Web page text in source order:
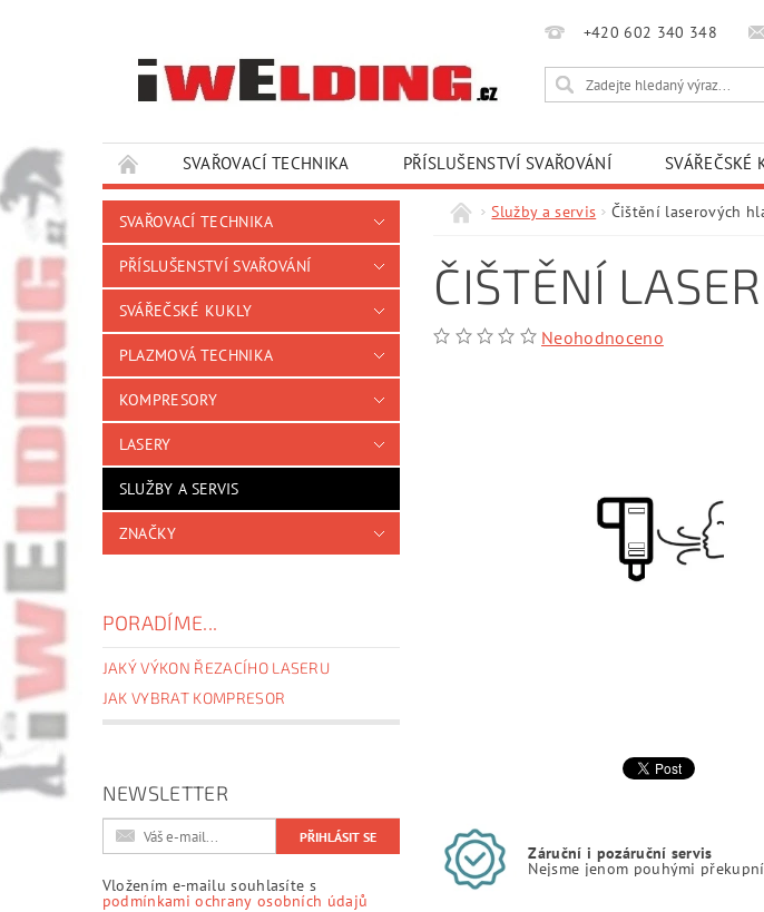
+420 602 340 348‎‎
SVAŘOVACÍ TECHNIKA PŘÍSLUŠENSTVÍ SVAŘOVÁNÍ SVÁŘEČSKÉ
SLUŽBY A SERVIS
KONTAKTY
SVAŘOVACÍ TECHNIKA
PŘÍSLUŠENSTVÍ SVAŘOVÁNÍ
SVÁŘEČSKÉ KUKLY
PLAZMOVÁ TECHNIKA
KOMPRESORY
LASERY
SLUŽBY A SERVIS
ZNAČKY
PORADÍME...
JAKÝ VÝKON ŘEZACÍHO LASERU
JAK VYBRAT KOMPRESOR
NEWSLETTER
Vložením e-mailu souhlasíte s
podmínkami ochrany osobních údajů
Služby a servis Čištění laserových
ČIŠTĚNÍ
Neohodnoceno
Záruční i pozáruční servis
Nejsme jenom pouhými